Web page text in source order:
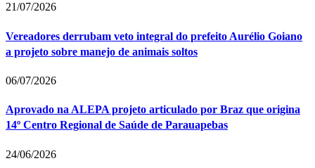
21/07/2026
Vereadores derrubam veto integral do prefeito Aurélio Goiano
a projeto sobre manejo de animais soltos
06/07/2026
Aprovado na ALEPA projeto articulado por Braz que origina
14º Centro Regional de Saúde de Parauapebas
24/06/2026